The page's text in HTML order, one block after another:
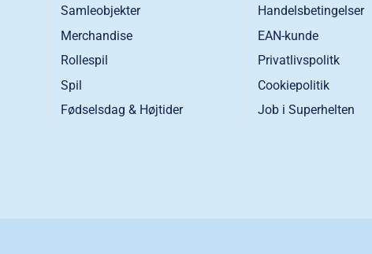
Samleobjekter
Merchandise
Rollespil
Spil
Fødselsdag & Højtider
Handelsbetingelser
EAN-kunde
Privatlivspolitk
Cookiepolitik
Job i Superhelten